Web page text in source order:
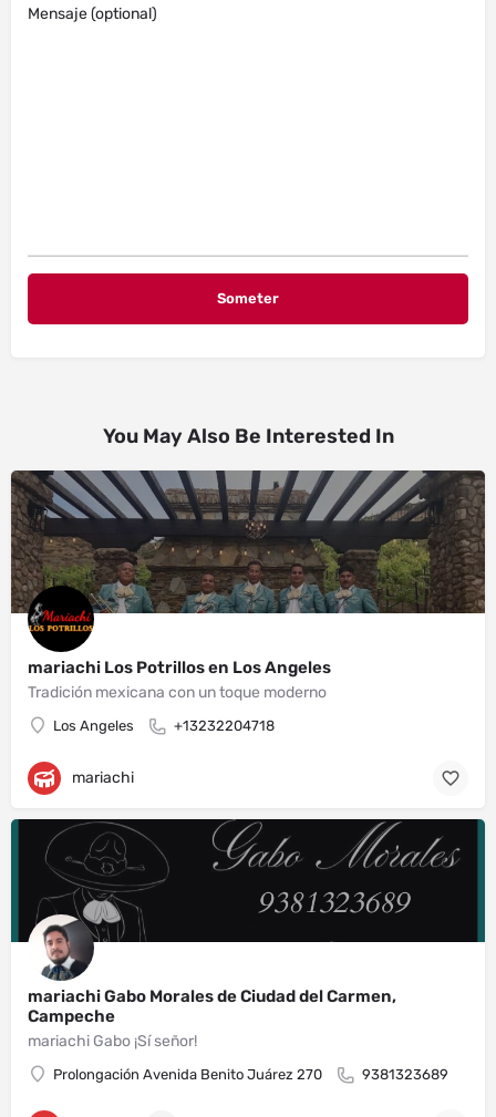
Mensaje (optional)
You May Also Be Interested In
mariachi Los Potrillos en Los Angeles
Tradición mexicana con un toque moderno
Los Angeles +13232204718
mariachi
mariachi Gabo Morales de Ciudad del Carmen,
Campeche
mariachi Gabo ¡Sí señor!
Prolongación Avenida Benito Juárez 270 9381323689